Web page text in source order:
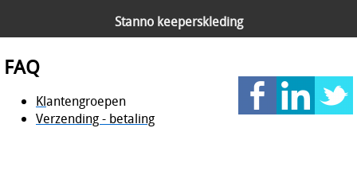
JAKO Running 2026
JAKO TEAMLINES 2026
JAKO Voetbal 2026
Klantengroepen
Verzending - betaling
CONTACT
MY ISPORT11
Stanno keeperskleding
FAQ
Klantengroepen
Verzending - betaling